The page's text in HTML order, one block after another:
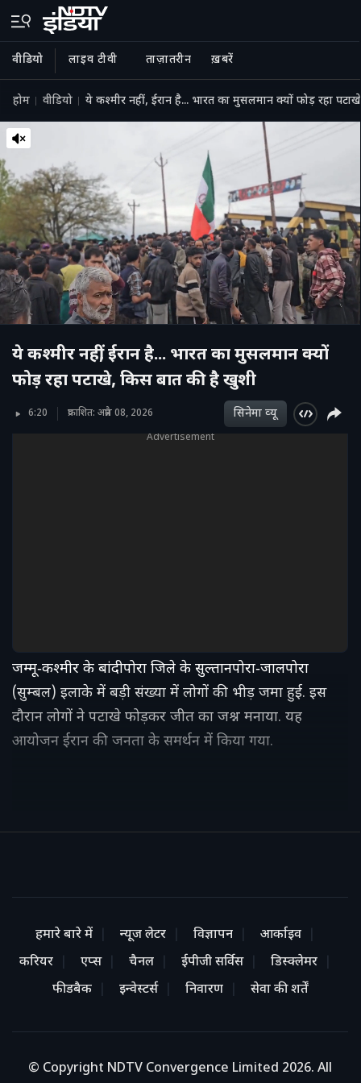
वीडियो लाइव टीवी ताज़ातरीन ख़बरें
होम वीडियो ये कश्मीर नहीं, ईरान है... भारत का मुसलमान क्यों फोड़ रहा
ये कश्मीर नहीं, ईरान है... भारत का मुसलमान क्यों
फोड़ रहा पटाखे, किस बात की है खुशी
6:20 प्रकाशित: अप्रैल 08, 2026 सिनेमा व्‍यू
Advertisement
जम्मू‑कश्मीर के बांदीपोरा जिले के सुल्तानपोरा‑जालपोरा
(सुम्बल) इलाके में बड़ी संख्या में लोगों की भीड़ जमा हुई. इस
दौरान लोगों ने पटाखे फोड़कर जीत का जश्न मनाया. यह
आयोजन ईरान की जनता के समर्थन में किया गया.
हमारे बारे में न्यूज लेटर विज्ञापन
आर्काइव
करियर
एप्स चैनल ईपीजी सर्विस
डिस्क्लेमर
फीडबैक
इन्वेस्टर्स निवारण सेवा की शर्तें
© Copyright NDTV Convergence Limited 2026. All